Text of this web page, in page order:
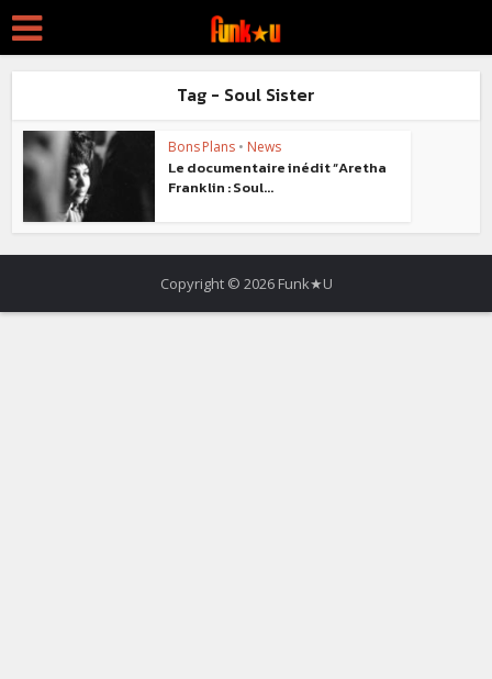
Tag - Soul Sister
Bons Plans • News
Le documentaire inédit “Aretha
Franklin : Soul...
Copyright © 2026 Funk★U